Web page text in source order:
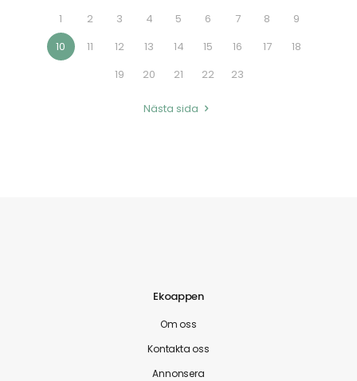
1 2 3 4 5 6 7 8
9
10
11 12 13 14 15 16 17
18
19
20 21 22 23
Nästa sida
Ekoappen
Om oss
Kontakta oss
Annonsera